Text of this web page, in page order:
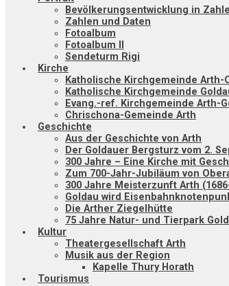
Bevölkerungsentwicklung in
Zahlen und Daten
Fotoalbum
Fotoalbum II
Sendeturm Rigi
Kirche
Katholische Kirchgemeinde Arth-
Katholische Kirchgemeinde
Evang.-ref. Kirchgemeinde Arth-
Chrischona-Gemeinde Arth
Geschichte
Aus der Geschichte von Arth
Der Goldauer Bergsturz vom 2.
300 Jahre – Eine Kirche mit
Zum 700-Jahr-Jubiläum von
300 Jahre Meisterzunft Arth
Goldau wird
Die Arther Ziegelhütte
75 Jahre Natur- und Tierpark
Kultur
Theatergesellschaft Arth
Musik aus der Region
Kapelle Thury Horath
Tourismus